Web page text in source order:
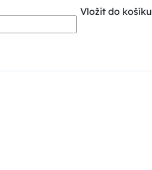
Vložit do košíku